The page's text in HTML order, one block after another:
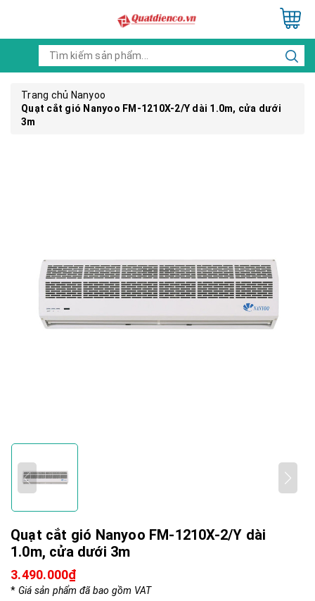
Trang chủ Nanyoo
Quạt cắt gió Nanyoo FM-1210X-2/Y dài 1.0m, cửa dưới
3m
Quạt cắt gió Nanyoo FM-1210X-2/Y dài
1.0m, cửa dưới 3m
3.490.000₫
* Giá sản phẩm đã bao gồm VAT